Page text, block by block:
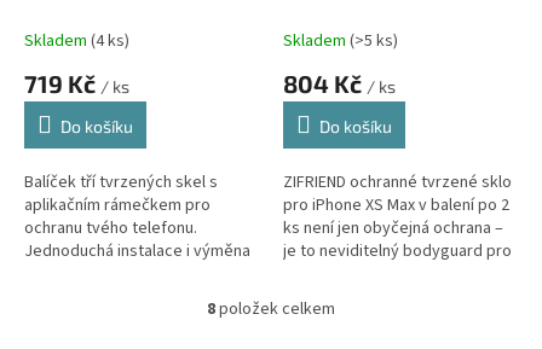
- Balení 3ks
Skladem (4 ks)
719 Kč / ks
Do košíku
Balíček tří tvrzených skel s
aplikačním rámečkem pro
ochranu tvého telefonu.
Jednoduchá instalace i výměna
ks Transparentní
Skladem (>5 ks)
804 Kč / ks
Do košíku
ZIFRIEND ochranné tvrzené sklo
pro iPhone XS Max v balení po 2
ks není jen obyčejná ochrana –
je to neviditelný bodyguard pro
rámečku se sklo...
O
8položek celkem